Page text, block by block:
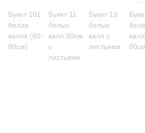
Букет 101
белая
калла (60-
80см)
Букет 11
белых
калл 90см
с
листьями
Букет 13
белых
калл с
листьями